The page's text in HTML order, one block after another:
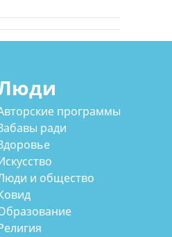
программы
ради
и общество